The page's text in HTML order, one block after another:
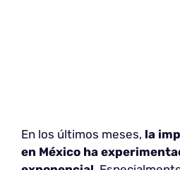
En los últimos meses, la
en México ha